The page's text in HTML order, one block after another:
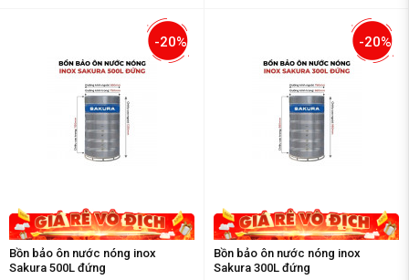
-20%
Bồn bảo ôn nước nóng inox
Sakura 500L đứng
-20%
Bồn bảo ôn nước nóng inox
Sakura 300L đứng